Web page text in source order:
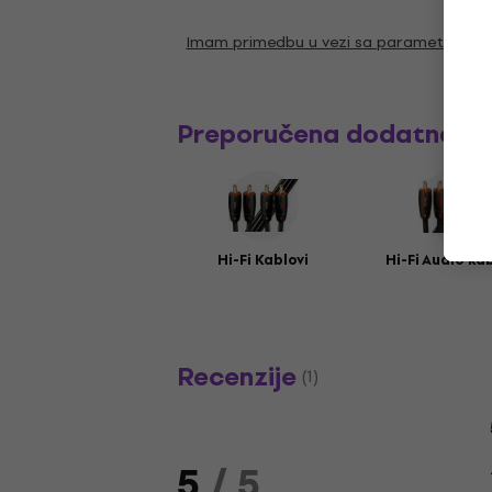
Imam primedbu u vezi sa parametrima
Preporučena dodatna
Hi-Fi Kablovi Hi-Fi Audio
Recenzije (1)